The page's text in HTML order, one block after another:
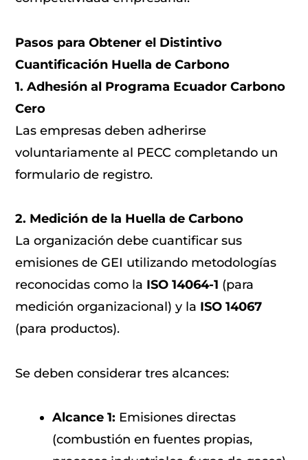
Pasos para Obtener el Distintivo
Cuantificación Huella de Carbono
1. Adhesión al Programa Ecuador Carbono
Cero
Las empresas deben adherirse
voluntariamente al PECC completando un
formulario de registro.
2. Medición de la Huella de Carbono
La organización debe cuantificar sus
emisiones de GEI utilizando metodologías
reconocidas como la ISO 14064-1 (para
medición organizacional) y la ISO 14067
(para productos).
Se deben considerar tres alcances:
Alcance 1: Emisiones directas
(combustión en fuentes propias,